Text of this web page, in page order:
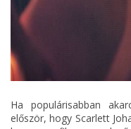
Ha populárisabban
először, hogy Scarlett